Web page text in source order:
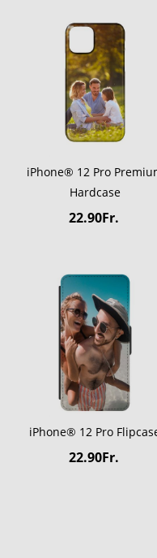
iPhone® 12 Pro
Hardcase
22.90Fr.
iPhone® 12 Pro
22.90Fr.